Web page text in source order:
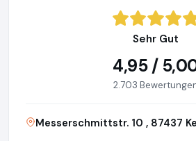
Sehr Gut
4,95 /
2.703
Messerschmittstr. 10 , 87437